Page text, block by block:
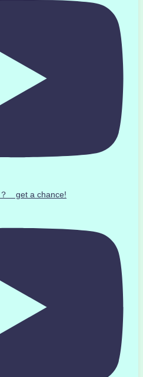
？ get a chance!